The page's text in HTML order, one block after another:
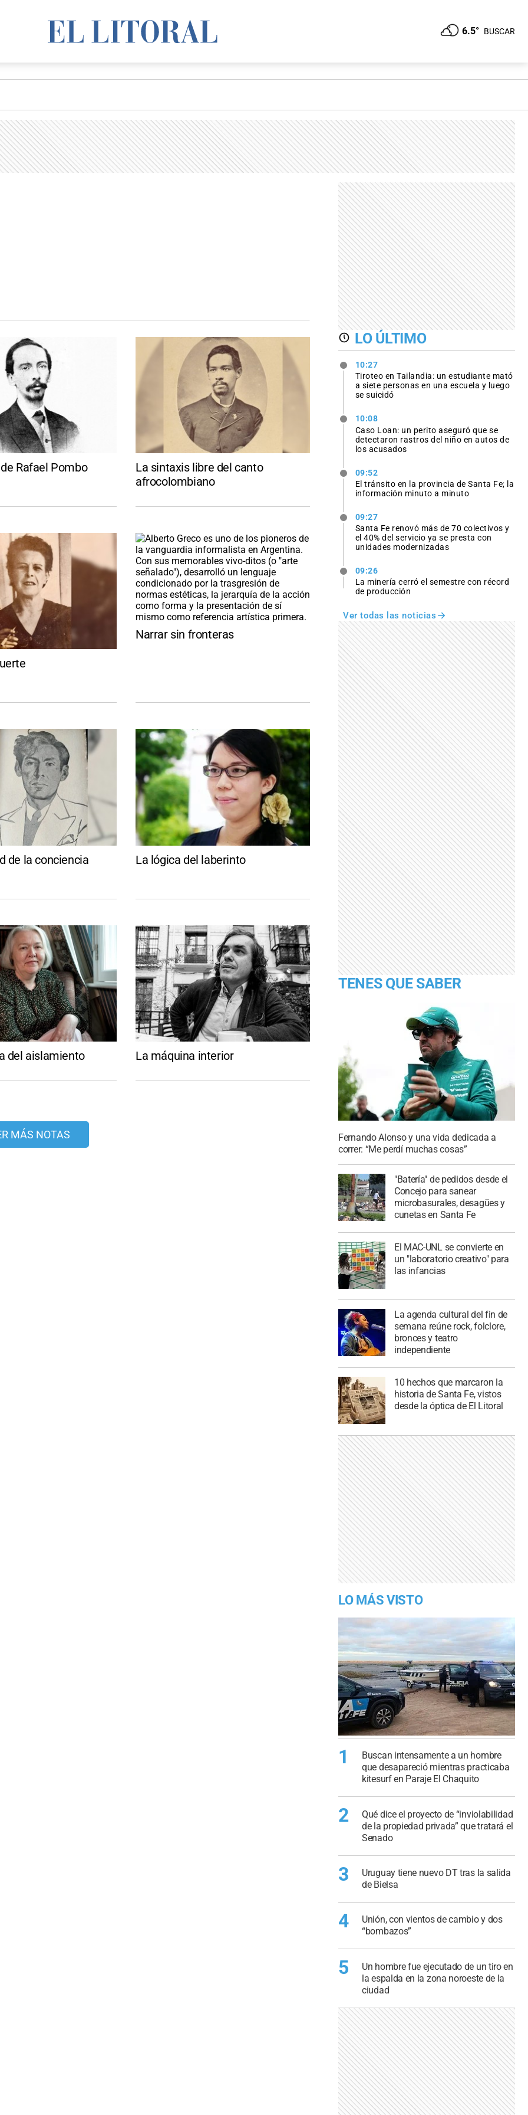
6.5° BUSCAR
Rafael Pombo
La sintaxis libre del canto
afrocolombiano
Narrar sin fronteras
de la conciencia La lógica del laberinto
del aislamiento La máquina interior
MÁS NOTAS
LO ÚLTIMO
10:27
Tiroteo en Tailandia: un estudiante mató
a siete personas en una escuela y luego
se suicidó
10:08
Caso Loan: un perito aseguró que se
detectaron rastros del niño en autos de
los acusados
09:52
El tránsito en la provincia de Santa Fe; la
información minuto a minuto
09:27
Santa Fe renovó más de 70 colectivos y
el 40% del servicio ya se presta con
unidades modernizadas
09:26
La minería cerró el semestre con récord
de producción
Ver todas las noticias
TENES QUE SABER
Fernando Alonso y una vida dedicada a
correr: “Me perdí muchas cosas”
"Batería" de pedidos desde el
Concejo para sanear
microbasurales, desagües y
cunetas en Santa Fe
El MAC-UNL se convierte en
un "laboratorio creativo" para
las infancias
La agenda cultural del fin de
semana reúne rock, folclore,
bronces y teatro
independiente
10 hechos que marcaron la
historia de Santa Fe, vistos
desde la óptica de El Litoral
LO MÁS VISTO
1
Buscan intensamente a un hombre
que desapareció mientras practicaba
kitesurf en Paraje El Chaquito
2
Qué dice el proyecto de “inviolabilidad
de la propiedad privada” que tratará el
Senado
3
Uruguay tiene nuevo DT tras la salida
de Bielsa
4
Unión, con vientos de cambio y dos
“bombazos”
5
Un hombre fue ejecutado de un tiro en
la espalda en la zona noroeste de la
ciudad